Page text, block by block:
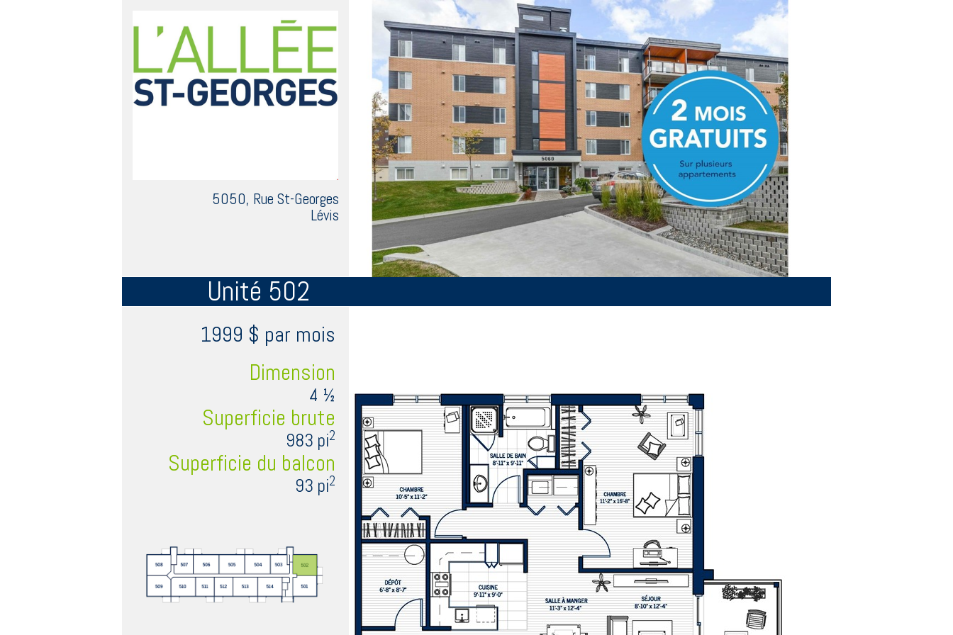
5050, Rue St-Georges
Lévis
Unité 502
1999 $ par mois
Dimension
4 ½
Superficie brute
983 pi2
Superficie du balcon
93 pi2